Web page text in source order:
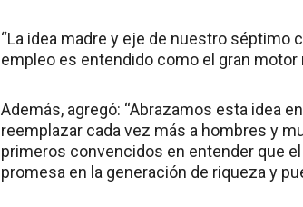
“La idea madre y eje de nuestro séptimo
empleo es entendido como el gran
Además, agregó: “Abrazamos esta idea
reemplazar cada vez más a hombres y
primeros convencidos en entender que
promesa en la generación de riqueza y